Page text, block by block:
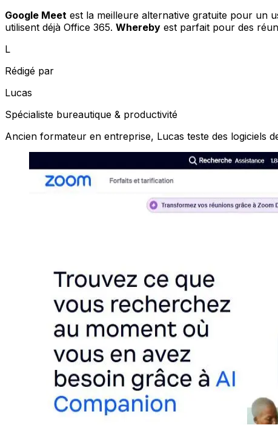
Google Meet est la meilleure alternative gratuite pour un
utilisent déjà Office 365. Whereby est parfait pour des
L
Rédigé par
Lucas
Spécialiste bureautique & productivité
Ancien formateur en entreprise, Lucas teste des logiciels